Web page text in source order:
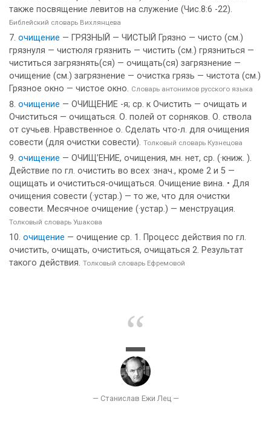
также посвящение левитов на служение (Чис.8:6 -22).
Библейский словарь Вихлянцева
очищение — ГРЯЗНЫЙ — ЧИСТЫЙ Грязно — чисто (см.)
грязнуля — чистюля грязнить — чистить (см.) грязниться —
чиститься загрязнять(ся) — очищать(ся) загрязнение —
очищение (см.) загрязнение — очистка грязь — чистота (см.)
Грязное окно — чистое окно. Словарь антонимов русского языка
очищение — ОЧИЩЕНИЕ -я; ср. к Очистить — очищать и
Очиститься — очищаться. О. полей от сорняков. О. ствола
от сучьев. Нравственное о. Сделать что-л. для очищения
совести (для очистки совести). Толковый словарь Кузнецова
очищение — ОЧИЩ’ЕНИЕ, очищения, мн. нет, ср. (·книж. ).
Действие по гл. очистить во всех ·знач., кроме 2 и 5 —
ощищать и очиститься-очищаться. Очищение вина. • Для
очищения совести (·устар.) — то же, что для очистки
совести. Месячное очищение (·устар.) — менструация.
Толковый словарь Ушакова
очищение — очищение ср. 1. Процесс действия по гл.
очистить, очищать, очиститься, очищаться 2. Результат
такого действия. Толковый словарь Ефремовой